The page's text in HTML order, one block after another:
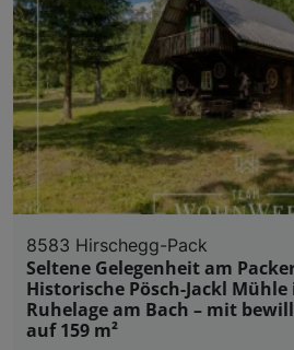
8583 Hirschegg-Pack
Seltene Gelegenheit am
Historische Pösch-Jackl
Ruhelage am Bach – mit
auf 159 m²